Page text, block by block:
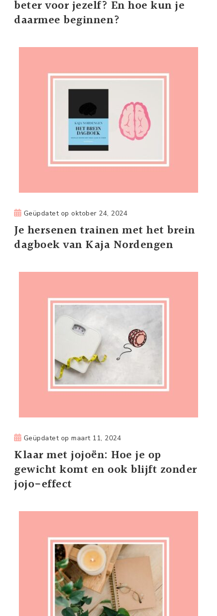
beter voor jezelf? En hoe kun je
daarmee beginnen?
Geüpdatet opoktober 24, 2024
Je hersenen trainen met het brein
dagboek van Kaja Nordengen
Geüpdatet opmaart 11, 2024
Klaar met jojoën: Hoe je op
gewicht komt en ook blijft zonder
jojo-effect